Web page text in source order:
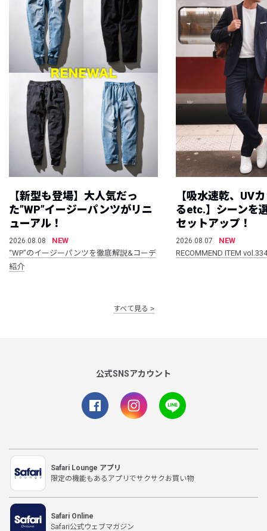
【新型も登場】大人気だっ
た”WP”イージーパンツがリニ
ューアル！
2026.08.08
NEW
“WP”のイージーパンツを徹底解説&コーデ
紹介
【吸水速乾、UV
るetc.】シーンを
セットアップ！
2026.08.07
NEW
RECOMMEND ITEM vol.334
すべて見る
公式SNSアカウント
Safari Lounge アプリ
限定の機能もあるアプリでサクサクお買い物
Safari Online
Safari公式ウェブマガジン